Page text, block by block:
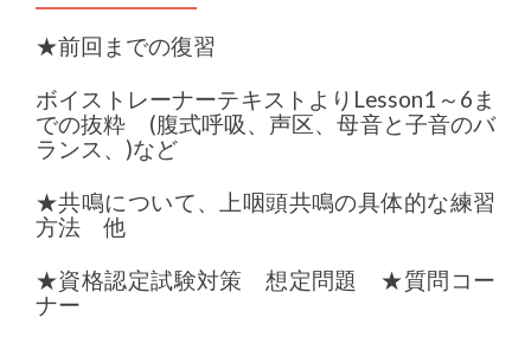
★前回までの復習
ボイストレーナーテキストよりLesson1～6ま
での抜粋 (腹式呼吸、声区、母音と子音のバ
ランス、)など
★共鳴について、上咽頭共鳴の具体的な練習
方法 他
★資格認定試験対策 想定問題 ★質問コー
ナー